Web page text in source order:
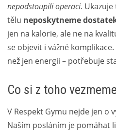
nepodstoupili operaci.
tělu neposkytneme
jen na kalorie, ale ne na
se objevit i vážné
než jen energii – potřebuje
Co si z toho
V Respekt Gymu nejde jen o
Naším posláním je pomáhat